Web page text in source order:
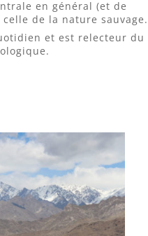
en général (et de
de la nature sauvage.
et est relecteur du